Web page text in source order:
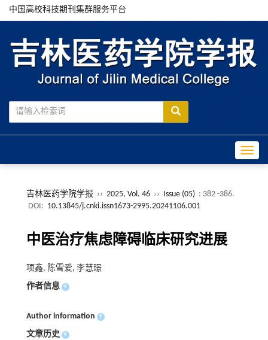
中国高校科技期刊集群服务平台
吉林医药学院学报 ›› 2025, Vol. 46 ›› Issue (05) : 382 -386.
DOI: 10.13845/j.cnki.issn1673-2995.20241106.001
中医治疗焦虑障碍临床研究进展
项鑫, 陈雪爱, 李慧璟
作者信息 +
Author information +
文章历史 +